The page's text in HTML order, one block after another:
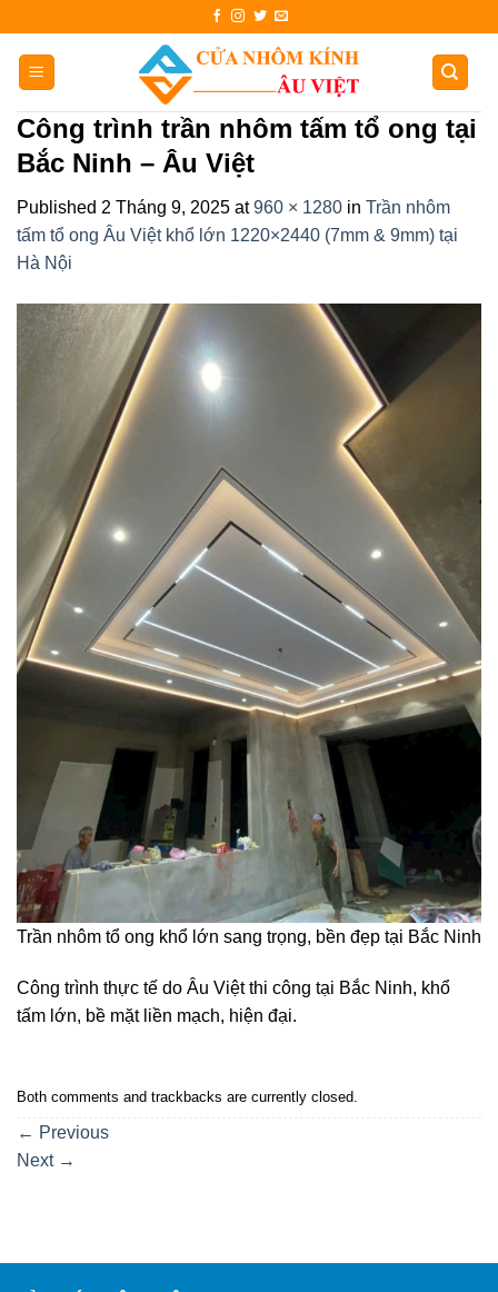
content
Công trình trần nhôm tấm tổ ong tại
Bắc Ninh – Âu Việt
Published 2 Tháng 9, 2025 at960 × 1280 in Trần nhôm
tấm tổ ong Âu Việt khổ lớn 1220×2440 (7mm & 9mm) tại
Hà Nội
Trần nhôm tổ ong khổ lớn sang trọng, bền đẹp tại Bắc Ninh
Công trình thực tế do Âu Việt thi công tại Bắc Ninh, khổ
tấm lớn, bề mặt liền mạch, hiện đại.
Both comments and trackbacks are currently closed.
← Previous
Next →